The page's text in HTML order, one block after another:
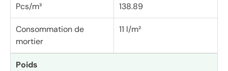
Pcs/m³ 138.89
Consommation de
mortier
11 l/m²
Poids